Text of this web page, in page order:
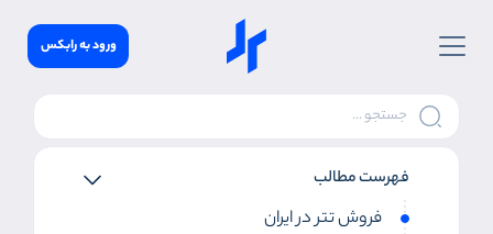
ورود به رابکس
فهرست مطالب
فروش تتر در ایران